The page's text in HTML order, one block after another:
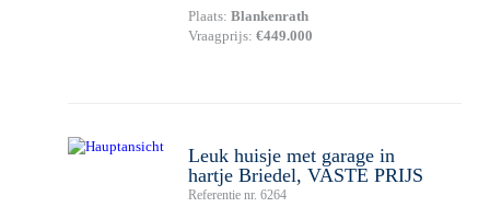
Plaats: Blankenrath
Vraagprijs: €449.000
Leuk huisje met garage in
hartje Briedel, VASTE PRIJS
Referentie nr. 6264